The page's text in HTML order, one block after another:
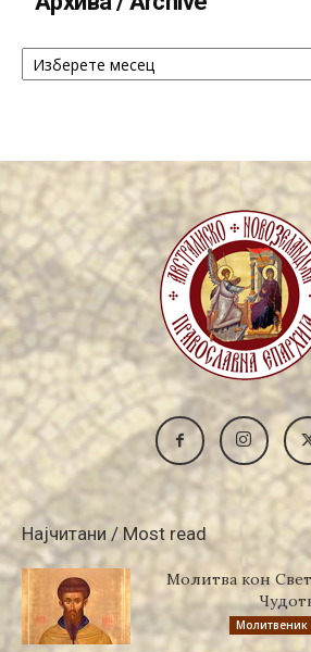
Архива
Најчитани / Most read
Молитва кон
Молитвеник